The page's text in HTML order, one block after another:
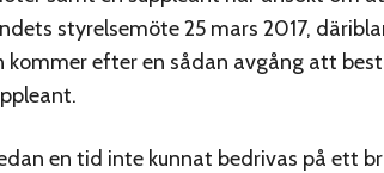
styrelsemöte 25 mars 2017,
kommer efter en sådan avgång att
en tid inte kunnat bedrivas på ett